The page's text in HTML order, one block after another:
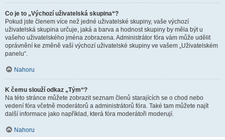
Co je to „Výchozí uživatelská skupina“?
Pokud jste členem více než jedné uživatelské skupiny, vaše výchozí
uživatelská skupina určuje, jaká a barva a hodnost skupiny by měla být u
vašeho uživatelského jména zobrazena. Administrátor fóra vám může udělit
oprávnění ke změně vaší výchozí uživatelské skupiny ve vašem „Uživatelském
panelu“.
Nahoru
K čemu slouží odkaz „Tým“?
Na této stránce můžete zobrazit seznam členů starajících se o chod nebo
vedení fóra včetně moderátorů a administrátorů fóra. Také tam můžete najít
další informace jako například, která fóra moderátoři moderují.
Nahoru